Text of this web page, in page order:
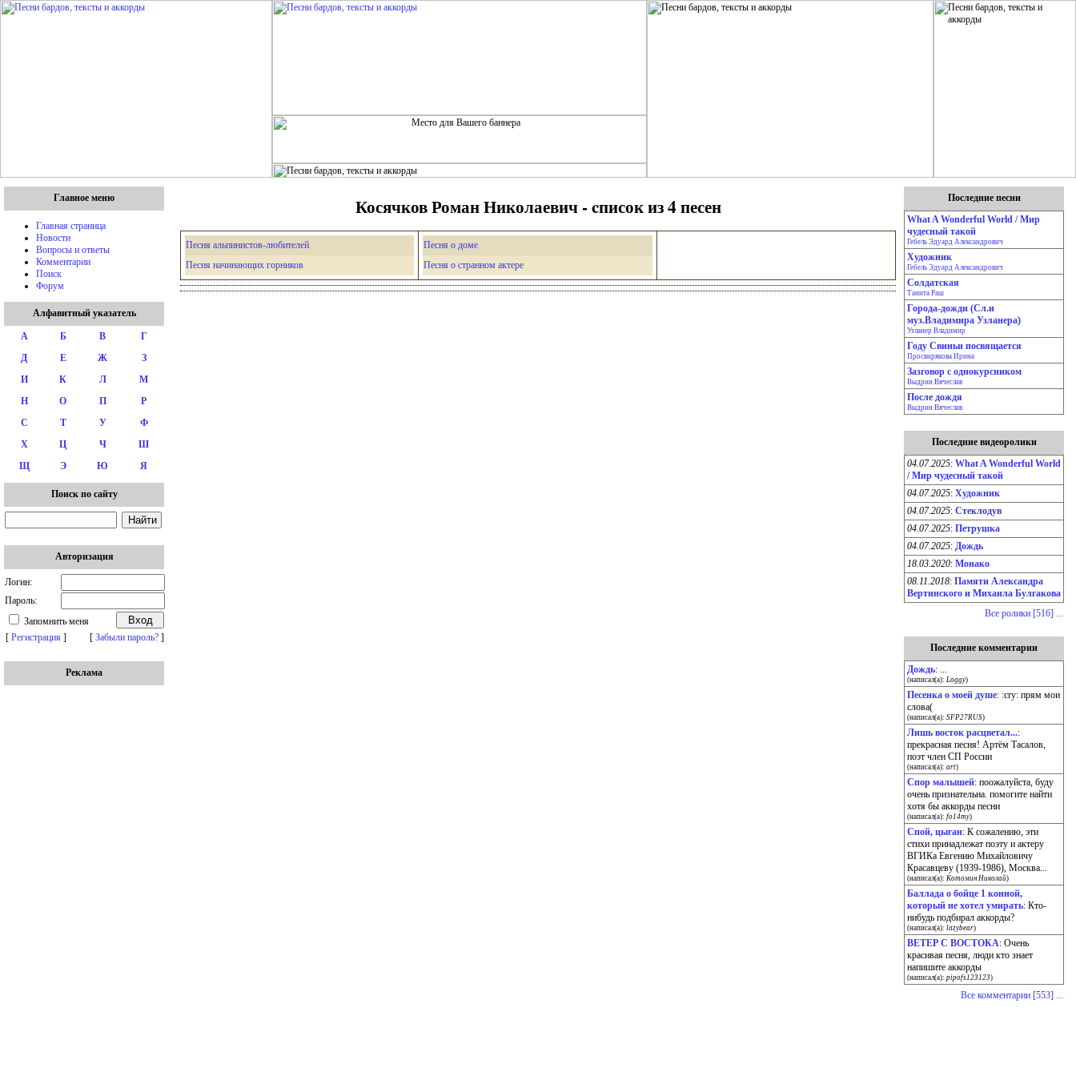
Главное меню
Главная страница
Новости
Вопросы и ответы
Комментарии
Поиск
Форум
Алфавитный указатель
А Б В
Г
Д
Е Ж
З
И
К Л
М
Н
О П
Р
С
Т У
Ф
Х
Ц Ч
Ш
Щ
Э Ю Я
Поиск по сайту
Авторизация
Логин:
Пароль:
Запомнить меня
[ Регистрация ] [ Забыли пароль? ]
Реклама
Косячков Роман Николаевич - cписок из 4 песен
Песня альпинистов-любителей
Песня начинающих горников
Песня о доме
Песня о странном актере
Последние песни
What A Wonderful World / Мир
чудесный такой
Гебель Эдуард Александрович
Художник
Гебель Эдуард Александрович
Солдатская
Танита Раш
Города-дожди (Сл.и
муз.Владимира Узланера)
Узланер Владимир
Году Свиньи посвящается
Просвирякова Ирина
Зазговор с однокурсником
Выдрин Вячеслав
После дождя
Выдрин Вячеслав
Последние видеоролики
04.07.2025: What A Wonderful World
/ Мир чудесный такой
04.07.2025: Художник
04.07.2025: Стеклодув
04.07.2025: Петрушка
04.07.2025: Дождь
18.03.2020: Монако
08.11.2018: Памяти Александра
Вертинского и Михаила Булгакова
Все ролики [516] ...
Последние комментарии
Дождь: ...
(написал(а): Loggy)
Песенка о моей душе: :cry: прям мои
слова(
(написал(а): SFP27RUS)
Лишь восток расцветал...:
прекрасная песня! Артём Тасалов,
поэт член СП России
(написал(а): art)
Спор малышей: поожалуйста, буду
очень признательна. помогите найти
хотя бы аккорды песни
(написал(а): fo14my)
Спой, цыган: К сожалению, эти
стихи принадлежат поэту и актеру
ВГИКа Евгению Михайловичу
Красавцеву (1939-1986), Москва...
(написал(а): Котомин Николай)
Баллада о бойце 1 конной,
который не хотел умирать: Кто-
нибудь подбирал аккорды?
(написал(а): lazybear)
ВЕТЕР С ВОСТОКА: Очень
красивая песня, люди кто знает
напишите аккорды
(написал(а): pipofs123123)
Все комментарии [553] ...